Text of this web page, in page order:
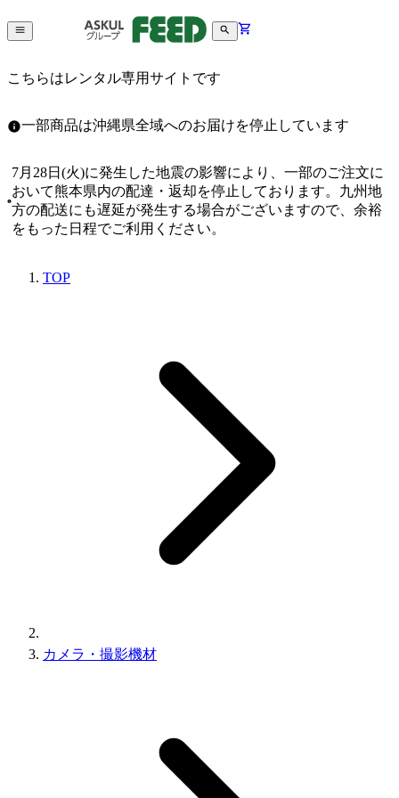
こちらはレンタル専用サイトです
一部商品は沖縄県全域へのお届けを停止しています
7月28日(火)に発生した地震の影響により、一部のご注文に
おいて熊本県内の配達・返却を停止しております。九州地
方の配送にも遅延が発生する場合がございますので、余裕
をもった日程でご利用ください。
TOP
カメラ・撮影機材